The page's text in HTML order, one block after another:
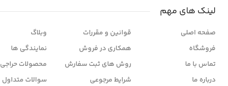
لینک های مهم
صفحه اصلی
فروشگاه
تماس با ما
درباره ما
قوانین و مقررات
همکاری در فروش
روش های ثبت سفارش
شرایط مرجوعی
وبلاگ
نمایندگی ها
محصولات حراجی
سوالات متداول